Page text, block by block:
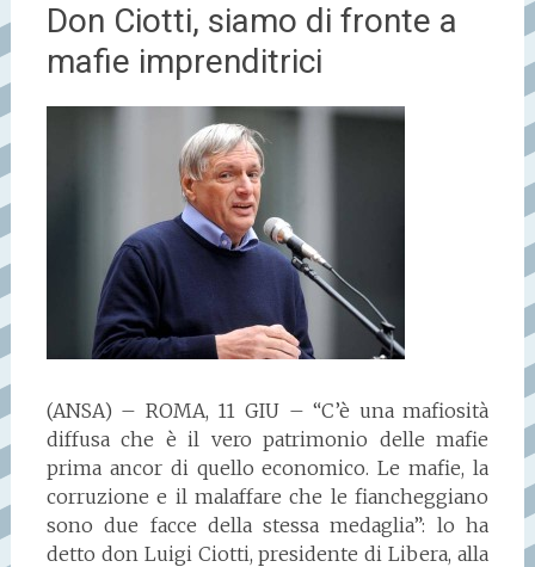
Don Ciotti, siamo di fronte a
mafie imprenditrici
(ANSA) – ROMA, 11 GIU – “C’è una mafiosità
diffusa che è il vero patrimonio delle mafie
prima ancor di quello economico. Le mafie, la
corruzione e il malaffare che le fiancheggiano
sono due facce della stessa medaglia”: lo ha
detto don Luigi Ciotti, presidente di Libera, alla